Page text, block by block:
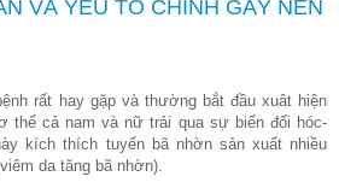
VÀ YẾU TỐ CHÍNH GÂY NÊN
rất hay gặp và thường bắt đầu xuât hiện
thể cả nam và nữ trải qua sự biến đổi hóc-
kích thích tuyến bã nhờn sản xuất nhiều
da tăng bã nhờn).